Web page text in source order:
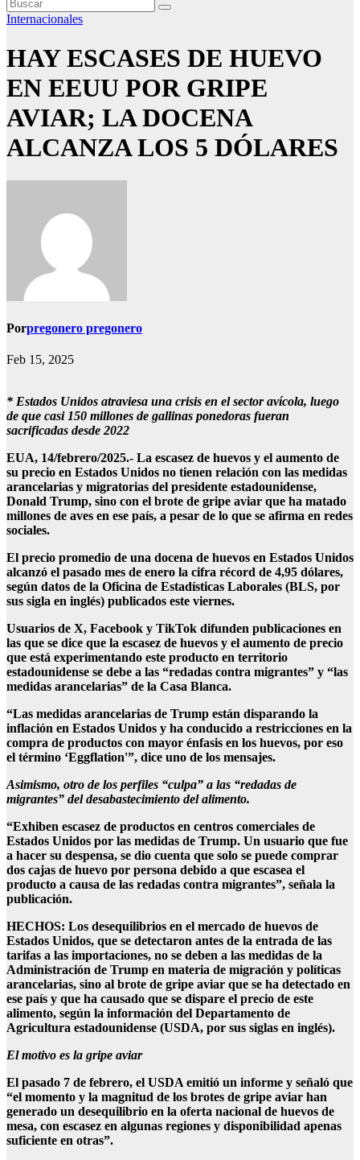
Internacionales
HAY ESCASES DE HUEVO
EN EEUU POR GRIPE
AVIAR; LA DOCENA
ALCANZA LOS 5 DÓLARES
Porpregonero pregonero
Feb 15, 2025
* Estados Unidos atraviesa una crisis en el sector avícola, luego
de que casi 150 millones de gallinas ponedoras fueran
sacrificadas desde 2022
EUA, 14/febrero/2025.- La escasez de huevos y el aumento de
su precio en Estados Unidos no tienen relación con las medidas
arancelarias y migratorias del presidente estadounidense,
Donald Trump, sino con el brote de gripe aviar que ha matado
millones de aves en ese país, a pesar de lo que se afirma en redes
sociales.
El precio promedio de una docena de huevos en Estados Unidos
alcanzó el pasado mes de enero la cifra récord de 4,95 dólares,
según datos de la Oficina de Estadísticas Laborales (BLS, por
sus sigla en inglés) publicados este viernes.
Usuarios de X, Facebook y TikTok difunden publicaciones en
las que se dice que la escasez de huevos y el aumento de precio
que está experimentando este producto en territorio
estadounidense se debe a las “redadas contra migrantes” y “las
medidas arancelarias” de la Casa Blanca.
“Las medidas arancelarias de Trump están disparando la
inflación en Estados Unidos y ha conducido a restricciones en la
compra de productos con mayor énfasis en los huevos, por eso
el término ‘Eggflation'”, dice uno de los mensajes.
Asimismo, otro de los perfiles “culpa” a las “redadas de
migrantes” del desabastecimiento del alimento.
“Exhiben escasez de productos en centros comerciales de
Estados Unidos por las medidas de Trump. Un usuario que fue
a hacer su despensa, se dio cuenta que solo se puede comprar
dos cajas de huevo por persona debido a que escasea el
producto a causa de las redadas contra migrantes”, señala la
publicación.
HECHOS: Los desequilibrios en el mercado de huevos de
Estados Unidos, que se detectaron antes de la entrada de las
tarifas a las importaciones, no se deben a las medidas de la
Administración de Trump en materia de migración y políticas
arancelarias, sino al brote de gripe aviar que se ha detectado en
ese país y que ha causado que se dispare el precio de este
alimento, según la información del Departamento de
Agricultura estadounidense (USDA, por sus siglas en inglés).
El motivo es la gripe aviar
El pasado 7 de febrero, el USDA emitió un informe y señaló que
“el momento y la magnitud de los brotes de gripe aviar han
generado un desequilibrio en la oferta nacional de huevos de
mesa, con escasez en algunas regiones y disponibilidad apenas
suficiente en otras”.